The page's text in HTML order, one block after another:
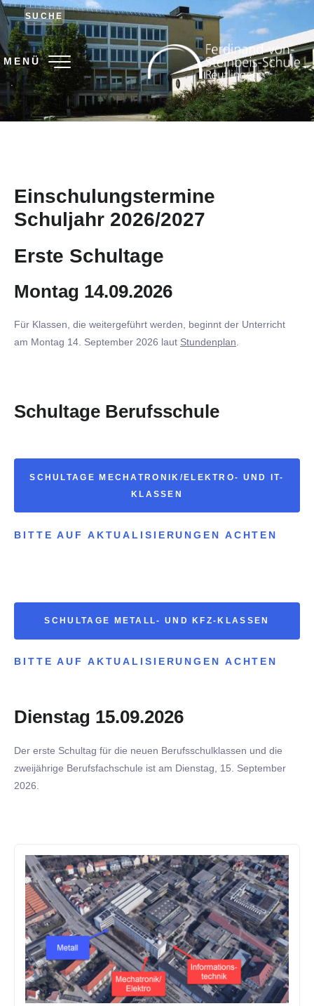
SUCHE
MENÜ
.
Einschulungstermine
Schuljahr 2026/2027
Erste Schultage
Montag 14.09.2026
Für Klassen, die weitergeführt werden, beginnt der Unterricht
am Montag 14. September 2026 laut Stundenplan.
Schultage Berufsschule
SCHULTAGE MECHATRONIK/ELEKTRO- UND IT-
KLASSEN
BITTE AUF AKTUALISIERUNGEN ACHTEN
SCHULTAGE METALL- UND KFZ-KLASSEN
BITTE AUF AKTUALISIERUNGEN ACHTEN
Dienstag 15.09.2026
Der erste Schultag für die neuen Berufsschulklassen und die
zweijährige Berufsfachschule ist am Dienstag, 15. September
2026.